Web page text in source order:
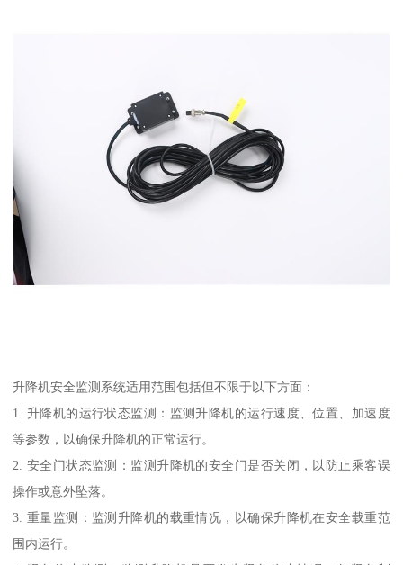
升降机安全监测系统适用范围包括但不限于以下方面：
1. 升降机的运行状态监测：监测升降机的运行速度、位置、加速度
等参数，以确保升降机的正常运行。
2. 安全门状态监测：监测升降机的安全门是否关闭，以防止乘客误
操作或意外坠落。
3. 重量监测：监测升降机的载重情况，以确保升降机在安全载重范
围内运行。